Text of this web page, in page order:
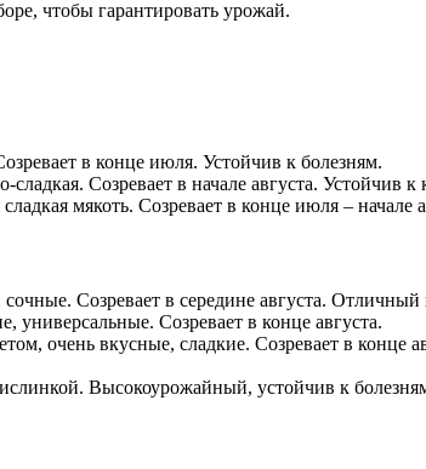
чтобы гарантировать урожай.
в конце июля. Устойчив к болезням.
Созревает в начале августа. Устойчив к
мякоть. Созревает в конце июля – начале
Созревает в середине августа. Отличный
Созревает в конце августа.
очень вкусные, сладкие. Созревает в конце
Высокоурожайный, устойчив к